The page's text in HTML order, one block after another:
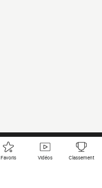
Favoris Vidéos Classement